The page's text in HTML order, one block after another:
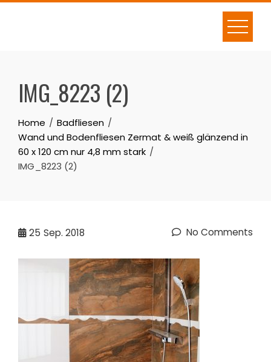
Skip
IMG_8223 (2)
Home
Badfliesen
Wand und Bodenfliesen Zermat & weiß glänzend in
60 x 120 cm nur 4,8 mm stark
IMG_8223 (2)
25 Sep. 2018 No Comments